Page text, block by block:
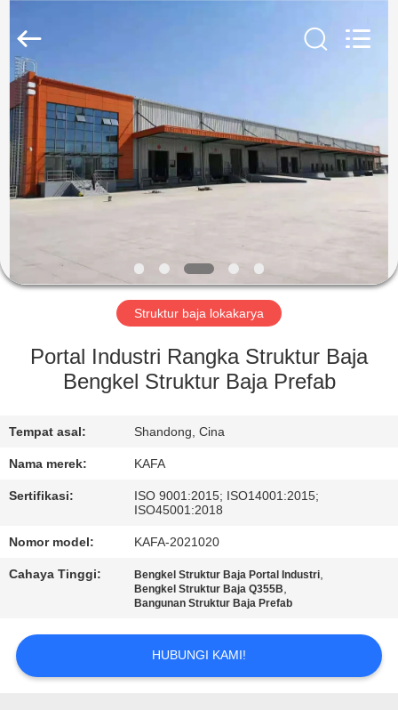
RUMAH
PRODUK
VIDEO
PERTUNJUKAN
VR
TENTANG
TUR
PABRIK
KUALITAS
KAMI
BERITA
Ltd..
Rights
Reserved.
Struktur baja lokakarya
Portal Industri Rangka Struktur Baja
Bengkel Struktur Baja Prefab
Tempat asal: Shandong, Cina
Nama merek: KAFA
Sertifikasi:
ISO 9001:2015; ISO14001:2015;
ISO45001:2018
Nomor model: KAFA-2021020
Cahaya Tinggi: Bengkel Struktur Baja Portal Industri,
Bengkel Struktur Baja Q355B,
Bangunan Struktur Baja Prefab
HUBUNGI KAMI!